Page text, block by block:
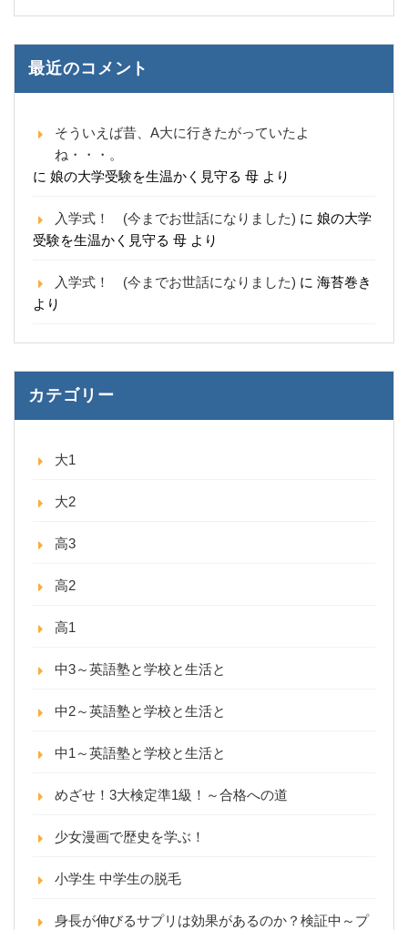
最近のコメント
そういえば昔、A大に行きたがっていたよ
ね・・・。
に 娘の大学受験を生温かく見守る 母 より
入学式！ (今までお世話になりました) に 娘の大学
受験を生温かく見守る 母 より
入学式！ (今までお世話になりました) に 海苔巻き
より
カテゴリー
大1
大2
高3
高2
高1
中3～英語塾と学校と生活と
中2～英語塾と学校と生活と
中1～英語塾と学校と生活と
めざせ！3大検定準1級！～合格への道
少女漫画で歴史を学ぶ！
小学生 中学生の脱毛
身長が伸びるサプリは効果があるのか？検証中～プ